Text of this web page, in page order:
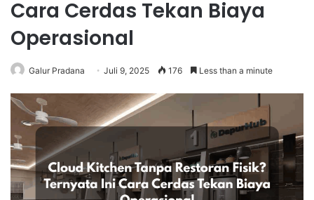
Cara Cerdas Tekan Biaya
Operasional
Galur Pradana Juli 9, 2025 176 Less than a minute